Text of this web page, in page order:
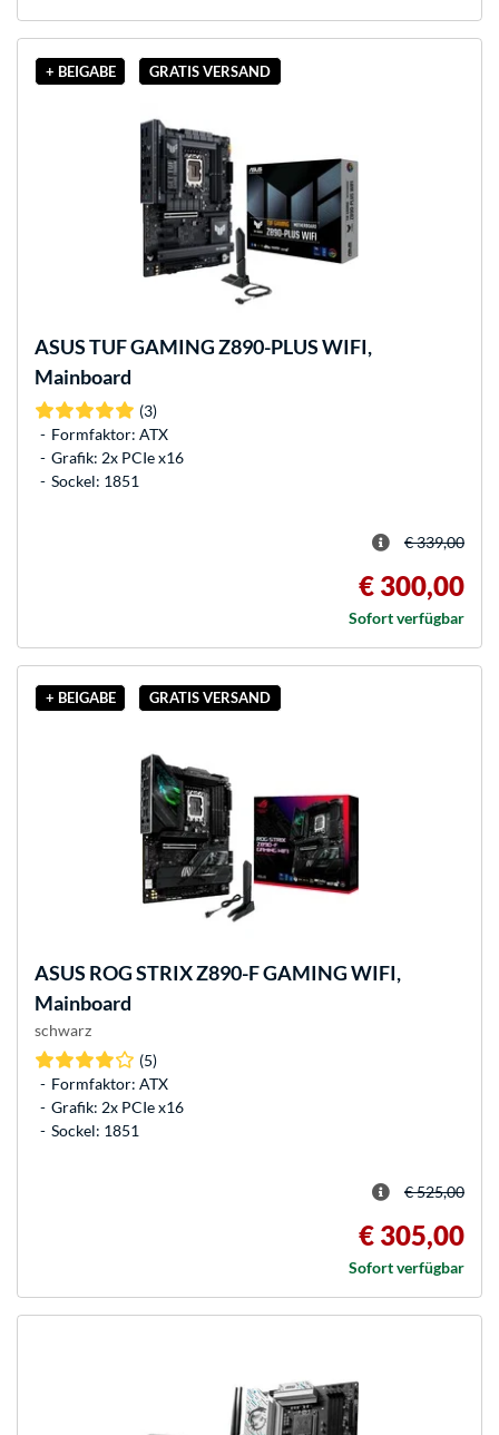
+ BEIGABE GRATIS VERSAND
ASUSTUF GAMING Z890-PLUS WIFI,
Mainboard
(3)
Formfaktor: ATX
Grafik: 2x PCIe x16
Sockel: 1851
€ 339,00
€ 300,00
Sofort verfügbar
+ BEIGABE GRATIS VERSAND
ASUS ROG STRIX Z890-F GAMING WIFI,
Mainboard
schwarz
(5)
Formfaktor: ATX
Grafik: 2x PCIe x16
Sockel: 1851
€ 525,00
€ 305,00
Sofort verfügbar